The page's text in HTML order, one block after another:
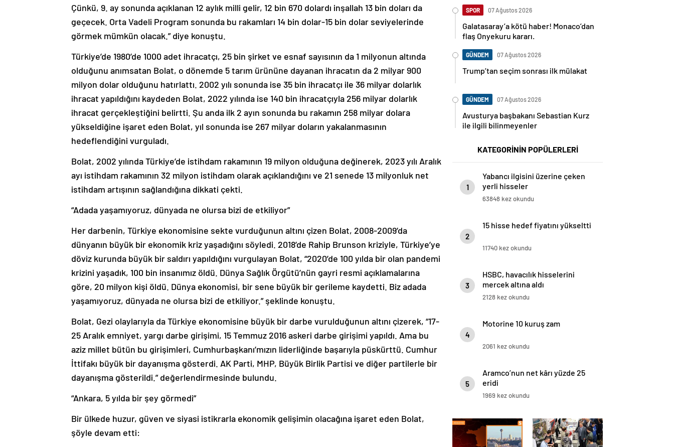
Çünkü, 9. ay sonunda açıklanan 12 aylık milli gelir, 12 bin 670 dolardı inşallah 13 bin doları da
geçecek. Orta Vadeli Program sonunda bu rakamları 14 bin dolar-15 bin dolar seviyelerinde
görmek mümkün olacak.” diye konuştu.
Türkiye’de 1980’de 1000 adet ihracatçı, 25 bin şirket ve esnaf sayısının da 1 milyonun altında
olduğunu anımsatan Bolat, o dönemde 5 tarım ürününe dayanan ihracatın da 2 milyar 900
milyon dolar olduğunu hatırlattı. 2002 yılı sonunda ise 35 bin ihracatçı ile 36 milyar dolarlık
ihracat yapıldığını kaydeden Bolat, 2022 yılında ise 140 bin ihracatçıyla 256 milyar dolarlık
ihracat gerçekleştiğini belirtti. Şu anda ilk 2 ayın sonunda bu rakamın 258 milyar dolara
yükseldiğine işaret eden Bolat, yıl sonunda ise 267 milyar doların yakalanmasının
hedeflendiğini vurguladı.
Bolat, 2002 yılında Türkiye’de istihdam rakamının 19 milyon olduğuna değinerek, 2023 yılı Aralık
ayı istihdam rakamının 32 milyon istihdam olarak açıklandığını ve 21 senede 13 milyonluk net
istihdam artışının sağlandığına dikkati çekti.
“Adada yaşamıyoruz, dünyada ne olursa bizi de etkiliyor”
Her darbenin, Türkiye ekonomisine sekte vurduğunun altını çizen Bolat, 2008-2009’da
dünyanın büyük bir ekonomik kriz yaşadığını söyledi. 2018’de Rahip Brunson kriziyle, Türkiye’ye
döviz kurunda büyük bir saldırı yapıldığını vurgulayan Bolat, “2020’de 100 yılda bir olan pandemi
krizini yaşadık, 100 bin insanımız öldü. Dünya Sağlık Örgütü’nün gayri resmi açıklamalarına
göre, 20 milyon kişi öldü. Dünya ekonomisi, bir sene büyük bir gerileme kaydetti. Biz adada
yaşamıyoruz, dünyada ne olursa bizi de etkiliyor.” şeklinde konuştu.
Bolat, Gezi olaylarıyla da Türkiye ekonomisine büyük bir darbe vurulduğunun altını çizerek, “17-
25 Aralık emniyet, yargı darbe girişimi, 15 Temmuz 2016 askeri darbe girişimi yapıldı. Ama bu
aziz millet bütün bu girişimleri, Cumhurbaşkanı’mızın liderliğinde başarıyla püskürttü. Cumhur
İttifakı büyük bir dayanışma gösterdi. AK Parti, MHP, Büyük Birlik Partisi ve diğer partilerle bir
dayanışma gösterildi.” değerlendirmesinde bulundu.
“Ankara, 5 yılda bir şey görmedi”
Bir ülkede huzur, güven ve siyasi istikrarla ekonomik gelişimin olacağına işaret eden Bolat,
şöyle devam etti:
SPOR 07 Ağustos 2026
Galatasaray’a kötü haber! Monaco’dan
flaş Onyekuru kararı.
GÜNDEM 07 Ağustos 2026
Trump’tan seçim sonrası ilk mülakat
GÜNDEM 07 Ağustos 2026
Avusturya başbakanı Sebastian Kurz
ile ilgili bilinmeyenler
KATEGORİNİN POPÜLERLERİ
1
Yabancı ilgisini üzerine çeken
yerli hisseler
63848 kez okundu
2
15 hisse hedef fiyatını yükseltti
11740 kez okundu
3
HSBC, havacılık hisselerini
mercek altına aldı
2128 kez okundu
4
Motorine 10 kuruş zam
2061 kez okundu
5
Aramco’nun net kârı yüzde 25
eridi
1969 kez okundu